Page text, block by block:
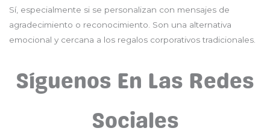
Sí, especialmente si se personalizan con mensajes de
agradecimiento o reconocimiento. Son una alternativa
emocional y cercana a los regalos corporativos tradicionales.
Síguenos En Las Redes
Sociales